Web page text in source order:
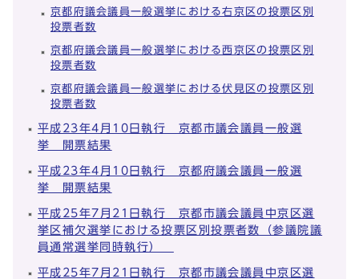
京都府議会議員一般選挙における右京区の投票区別
投票者数
京都府議会議員一般選挙における西京区の投票区別
投票者数
京都府議会議員一般選挙における伏見区の投票区別
投票者数
平成23年4月10日執行 京都市議会議員一般選
挙 開票結果
平成23年4月10日執行 京都府議会議員一般選
挙 開票結果
平成25年7月21日執行 京都市議会議員中京区選
挙区補欠選挙における投票区別投票者数（参議院議
員通常選挙同時執行）
平成25年7月21日執行 京都市議会議員中京区選